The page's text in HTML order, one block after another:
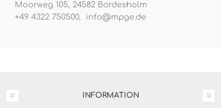
Moorweg 105, 24582 Bordesholm
+49 4322 750500, info@mpge.de
INFORMATION